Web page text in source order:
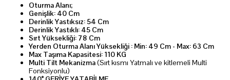
Oturma Alanı;
Genişlik: 40 Cm
Derinlik Yastıksız: 54 Cm
Derinlik Yastıklı: 45 Cm
Sırt Yüksekliği: 78 Cm
Yerden Oturma Alanı Yüksekliği : Min: 49 Cm - Max: 63 Cm
Max Taşıma Kapasitesi: 110 KG
Multi Tilt Mekanizma(Sırt kısmı Yatmalı ve kitlemeli Multi
Fonksiyonlu)